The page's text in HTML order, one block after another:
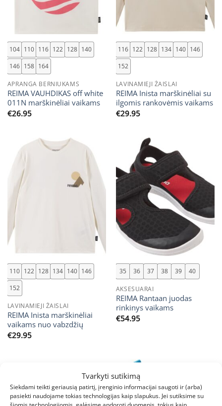
Tvarkyti sutikimą
Siekdami teikti geriausią patirtį, įrenginio informacijai saugoti ir (arba)
pasiekti naudojame tokias technologijas kaip slapukus. Jei sutiksime su
104 110 116 122 128 140
146 158 164
APRANGA BERNIUKAMS
REIMA VAUHDIKAS off white
011N marškinėliai vaikams
€26.95
116 122 128 134 140 146
152
LAVINAMIEJI ŽAISLAI
REIMA Inista marškinėliai su
ilgomis rankovėmis vaikams
€29.95
110 122 128 134 140 146
152
LAVINAMIEJI ŽAISLAI
REIMA Inista marškinėliai
vaikams nuo vabzdžių
€29.95
35 36 37 38 39 40
AKSESUARAI
REIMA Rantaan juodas
rinkinys vaikams
€54.95